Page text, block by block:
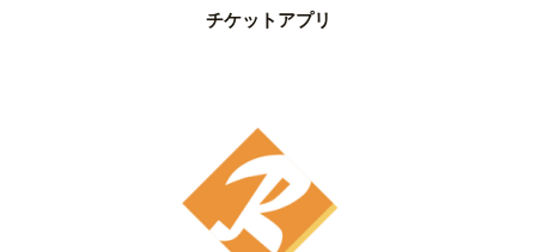
チケットアプリ